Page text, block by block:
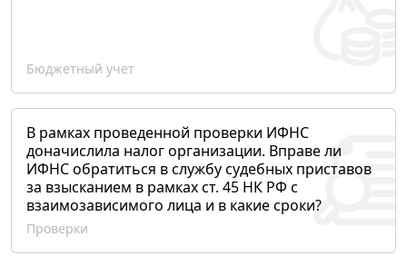
Бюджетный учет
В рамках проведенной проверки ИФНС
доначислила налог организации. Вправе ли
ИФНС обратиться в службу судебных приставов
за взысканием в рамках ст. 45 НК РФ с
взаимозависимого лица и в какие сроки?
Проверки